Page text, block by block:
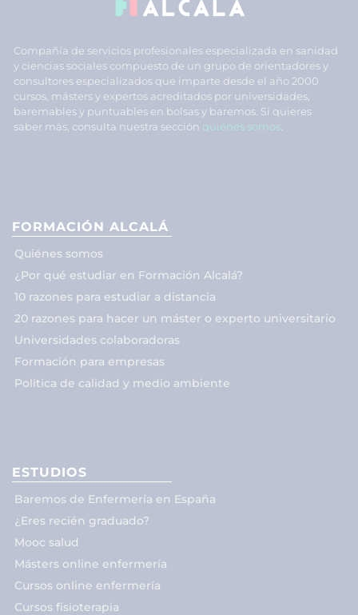
Compañía de servicios profesionales especializada en sanidad
y ciencias sociales compuesto de un grupo de orientadores y
consultores especializados que imparte desde el año 2000
cursos, másters y expertos acreditados por universidades,
baremables y puntuables en bolsas y baremos. Si quieres
saber más, consulta nuestra sección quiénes somos
FORMACIÓN ALCALÁ
Quiénes somos
¿Por qué estudiar en Formación Alcalá?
10 razones para estudiar a distancia
20 razones para hacer un máster o experto universitario
Universidades colaboradoras
Formación para empresas
Política de calidad y medio ambiente
ESTUDIOS
Baremos de Enfermería en España
¿Eres recién graduado?
Mooc salud
Másters online enfermería
Cursos online enfermería
Cursos fisioterapia